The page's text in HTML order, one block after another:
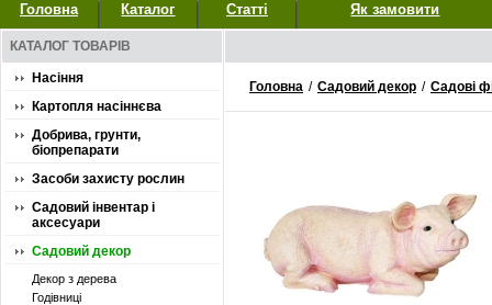
Головна Каталог Статті Як замовити
КАТАЛОГ ТОВАРІВ
Насіння
Картопля насіннєва
Добрива, грунти,
біопрепарати
Засоби захисту рослин
Садовий інвентар і
аксесуари
Садовий декор
Декор з дерева
Годівниці
Головна / Садовий декор / Садові